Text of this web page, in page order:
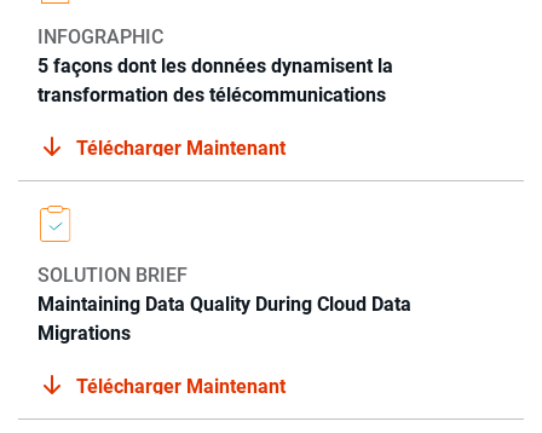
INFOGRAPHIC
5 façons dont les données dynamisent la
transformation des télécommunications
Télécharger Maintenant
SOLUTION BRIEF
Maintaining Data Quality During Cloud Data
Migrations
Télécharger Maintenant